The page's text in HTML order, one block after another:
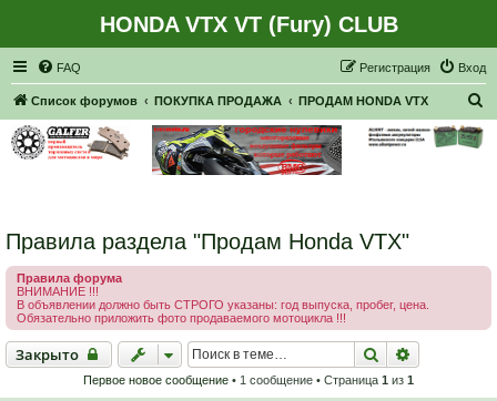
HONDA VTX VT (Fury) CLUB
FAQ Вход
Регистрация
Список форумов ПОКУПКА ПРОДАЖА ПРОДАМ HONDA VTX
Правила раздела "Продам Honda VTX"
Правила форума
ВНИМАНИЕ !!!
В объявлении должно быть СТРОГО указаны: год выпуска, пробег, цена.
Обязательно приложить фото продаваемого мотоцикла !!!
Закрыто
Закрыто Поиск
Первое новое сообщение • 1 сообщение • Страница 1 из 1